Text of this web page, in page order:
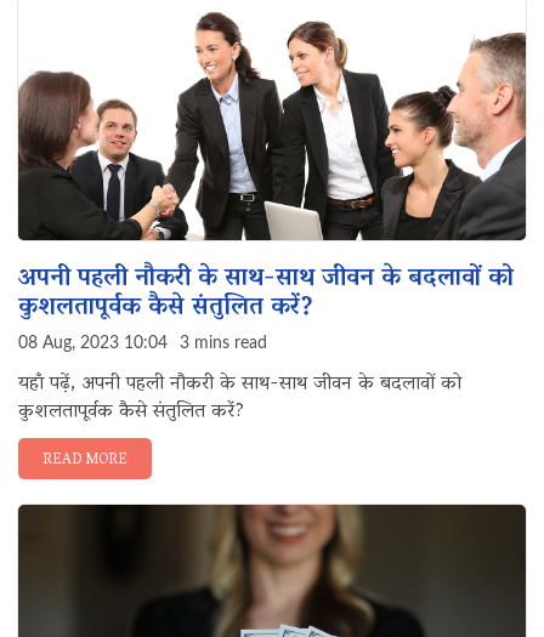
अपनी पहली नौकरी के साथ-साथ जीवन के बदलावों को
कुशलतापूर्वक कैसे संतुलित करें?
08 Aug, 2023 10:04 3 mins read
यहाँ पढ़ें, अपनी पहली नौकरी के साथ-साथ जीवन के बदलावों को
कुशलतापूर्वक कैसे संतुलित करें?
READ MORE